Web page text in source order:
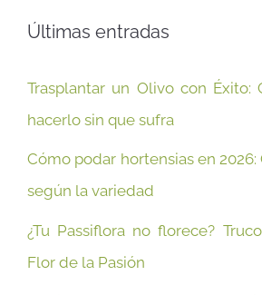
Últimas entradas
Trasplantar un Olivo con Éxito:
hacerlo sin que sufra
Cómo podar hortensias en 2026:
según la variedad
¿Tu Passiflora no florece?
Flor de la Pasión